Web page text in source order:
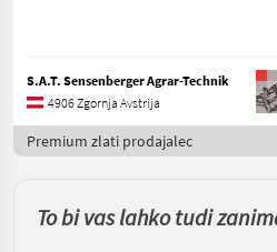
S.A.T. Sensenberger Agrar-Technik
4906 Zgornja Avstrija
Premium zlati prodajalec
To bi vas lahko tudi